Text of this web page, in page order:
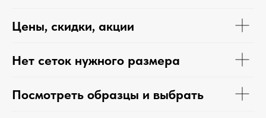
Цены, скидки, акции
Нет сеток нужного размера
Посмотреть образцы и выбрать